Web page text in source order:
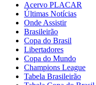
Acervo PLACAR
Últimas Notícias
Onde Assistir
Brasileirão
Copa do Brasil
Libertadores
Copa do Mundo
Champions League
Tabela Brasileirão